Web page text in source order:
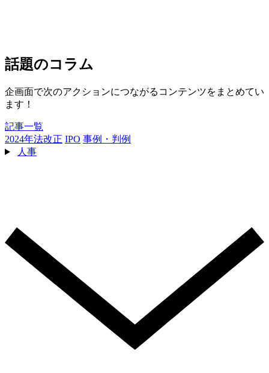
話題のコラム
企画面で次のアクションにつながるコンテンツをまとめてい
ます！
記事一覧
2024年法改正 IPO 事例・判例
人事